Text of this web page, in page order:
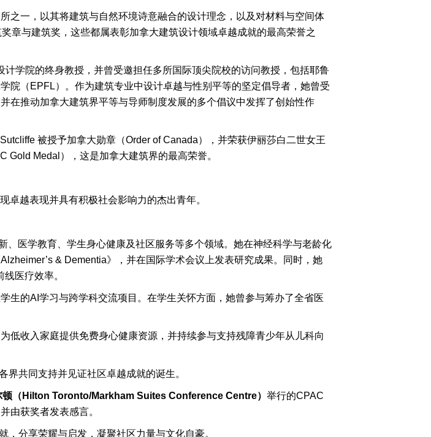
之一，以其将建筑与自然环境诗意融合的设计理念，以及对材料与空间体
章与建筑奖，这些都属表彰加拿大建筑设计领域卓越成就的最高荣誉之
学院的终身教授，并曾受邀担任多所国际顶尖院校的访问教授，包括耶鲁
院（EPFL）。作为建筑专业中设计卓越与性别平等的坚定倡导者，她曾受
在推动加拿大建筑界平等与导师制度发展的多个倡议中发挥了创始性作
被授予加拿大勋章（Order of Canada），并荣获伊丽莎白二世女王
Medal），这是加拿大建筑界的最高荣誉。
卓越表现并具有积极社会影响力的杰出青年。
医学教育、学生身心健康及社区服务等多个领域。她在神经科学与老龄化
& Dementia》，并在国际学术会议上发表研究成果。同时，她
医疗效率。
生的AI学习与跨学科交流项目。在学生关怀方面，她曾参与筹办了全省医
低收入家庭提供免费身心健康资源，并持续参与支持残障青少年从儿科向
共同支持并见证社区卓越成就的诞生。
顿（Hilton Toronto/Markham Suites Conference Centre） 举行的CPAC
由获奖者发表感言。
分享荣耀与启发，凝聚社区力量与文化自豪。